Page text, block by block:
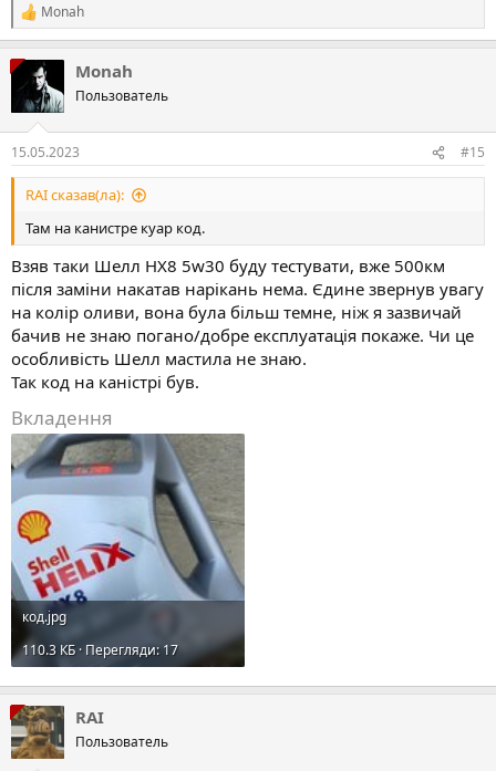
Р
е
к
ц
Monah
Monah
Пользователь
15.05.2023 #15
RAI сказав(ла):
Там на канистре куар код.
Взяв таки Шелл HX8 5w30 буду тестувати, вже 500км
після заміни накатав нарікань нема. Єдине звернув увагу
на колір оливи, вона була більш темне, ніж я зазвичай
бачив не знаю погано/добре експлуатація покаже. Чи це
особливість Шелл мастила не знаю.
Так код на каністрі був.
Вкладення
код.jpg
110.3 КБ · Перегляди: 17
RAI
Пользователь